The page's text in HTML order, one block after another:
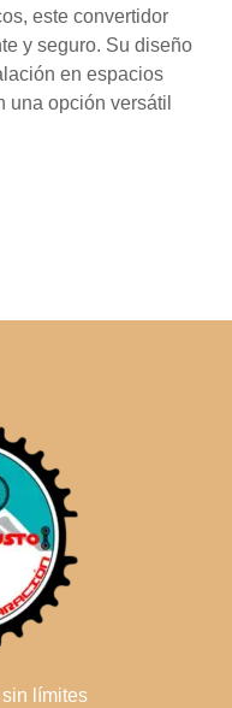
este convertidor
y seguro. Su diseño
en espacios
una opción versátil
límites